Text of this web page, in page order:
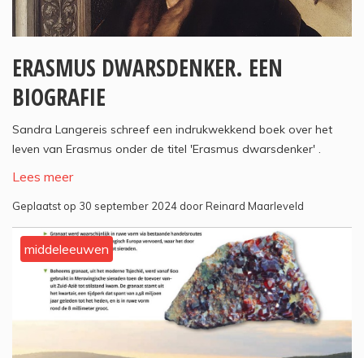
ERASMUS DWARSDENKER. EEN
BIOGRAFIE
Sandra Langereis schreef een indrukwekkend boek over het
leven van Erasmus onder de titel 'Erasmus dwarsdenker' .
Lees meer
Geplaatst op 30 september 2024 door Reinard Maarleveld
middeleeuwen